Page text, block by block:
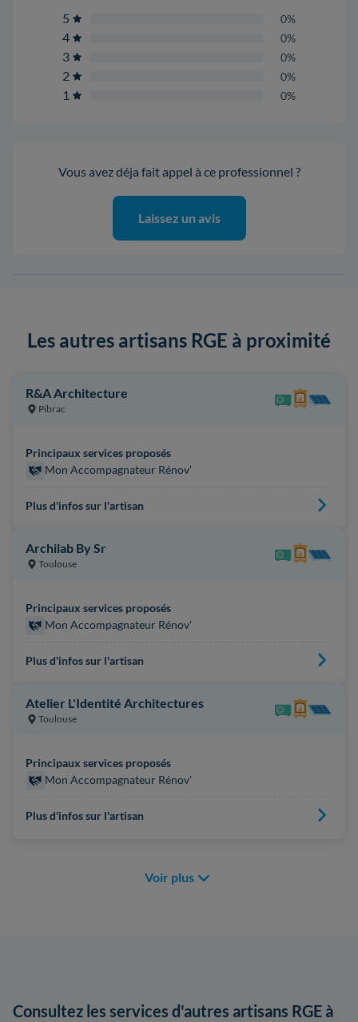
5 0%
4 0%
3 0%
2 0%
1 0%
Vous avez déja fait appel à ce professionnel ?
Laissez un avis
Les autres artisans RGE à proximité
R&A Architecture
Pibrac
Principaux services proposés
Mon Accompagnateur Rénov'
Plus d'infos sur l'artisan
Archilab By Sr
Toulouse
Principaux services proposés
Mon Accompagnateur Rénov'
Plus d'infos sur l'artisan
Atelier L'Identité Architectures
Toulouse
Principaux services proposés
Mon Accompagnateur Rénov'
Plus d'infos sur l'artisan
Voir plus
Consultez les services d'autres artisans RGE à